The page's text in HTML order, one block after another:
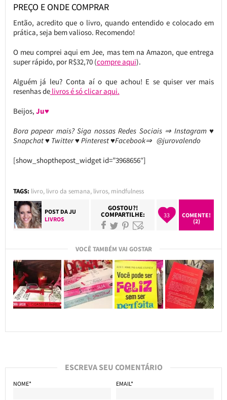
PREÇO E ONDE COMPRAR
Então, acredito que o livro, quando entendido e colocado em
prática, seja bem valioso. Recomendo!
O meu comprei aqui em Jee, mas tem na Amazon, que entrega
super rápido, por R$32,70 (compre aqui).
Alguém já leu? Conta aí o que achou! E se quiser ver mais
resenhas delivros é só clicar aqui.
Beijos, Ju♥
Bora papear mais? Siga nossas Redes Sociais ⇒ Instagram ♥
Snapchat ♥ Twitter ♥ Pinterest ♥Facebook⇒ @jurovalendo
[show_shopthepost_widget id=”3968656″]
TAGS: livro, livro da semana, livros, mindfulness
POST DAJU
LIVROS
GOSTOU?!
COMPARTILHE: 33
COMENTE!
(2)
VOCÊ TAMBÉM VAI GOSTAR
ESCREVA SEU COMENTÁRIO
NOME* EMAIL*